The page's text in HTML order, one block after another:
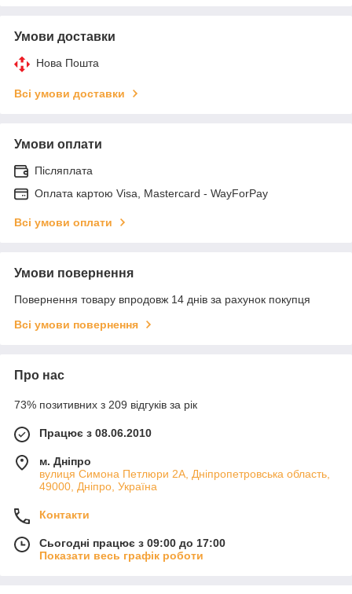
Умови доставки
Нова Пошта
Всі умови доставки
Умови оплати
Післяплата
Оплата картою Visa, Mastercard - WayForPay
Всі умови оплати
Умови повернення
Повернення товару впродовж 14 днів за рахунок покупця
Всі умови повернення
Про нас
73% позитивних з 209 відгуків за рік
Працює з 08.06.2010
м. Дніпро
вулиця Симона Петлюри 2А, Дніпропетровська область,
49000, Дніпро, Україна
Контакти
Сьогодні працює з 09:00 до 17:00
Показати весь графік роботи